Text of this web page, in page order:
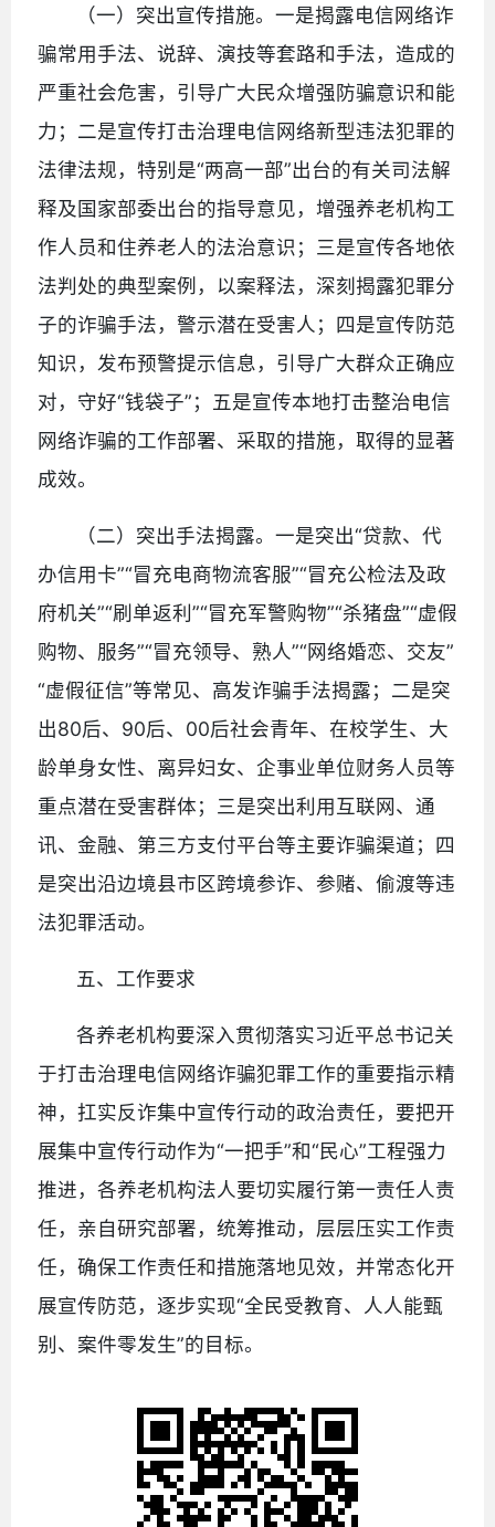
（一）突出宣传措施。一是揭露电信网络诈
骗常用手法、说辞、演技等套路和手法，造成的
严重社会危害，引导广大民众增强防骗意识和能
力；二是宣传打击治理电信网络新型违法犯罪的
法律法规，特别是“两高一部”出台的有关司法解
释及国家部委出台的指导意见，增强养老机构工
作人员和住养老人的法治意识；三是宣传各地依
法判处的典型案例，以案释法，深刻揭露犯罪分
子的诈骗手法，警示潜在受害人；四是宣传防范
知识，发布预警提示信息，引导广大群众正确应
对，守好“钱袋子”；五是宣传本地打击整治电信
网络诈骗的工作部署、采取的措施，取得的显著
成效。
（二）突出手法揭露。一是突出“贷款、代
办信用卡”“冒充电商物流客服”“冒充公检法及政
府机关”“刷单返利”“冒充军警购物”“杀猪盘”“虚假
购物、服务”“冒充领导、熟人”“网络婚恋、交友”
“虚假征信”等常见、高发诈骗手法揭露；二是突
出80后、90后、00后社会青年、在校学生、大
龄单身女性、离异妇女、企事业单位财务人员等
重点潜在受害群体；三是突出利用互联网、通
讯、金融、第三方支付平台等主要诈骗渠道；四
是突出沿边境县市区跨境参诈、参赌、偷渡等违
法犯罪活动。
五、工作要求
各养老机构要深入贯彻落实习近平总书记关
于打击治理电信网络诈骗犯罪工作的重要指示精
神，扛实反诈集中宣传行动的政治责任，要把开
展集中宣传行动作为“一把手”和“民心”工程强力
推进，各养老机构法人要切实履行第一责任人责
任，亲自研究部署，统筹推动，层层压实工作责
任，确保工作责任和措施落地见效，并常态化开
展宣传防范，逐步实现“全民受教育、人人能甄
别、案件零发生”的目标。